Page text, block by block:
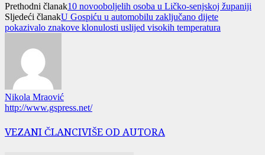
Prethodni članak10 novooboljelih osoba u Ličko-senjskoj županiji
Sljedeći članakU Gospiću u automobilu zaključano dijete
pokazivalo znakove klonulosti uslijed visokih temperatura
Nikola Mraović
http://www.gspress.net/
VEZANI ČLANCIVIŠE OD AUTORA